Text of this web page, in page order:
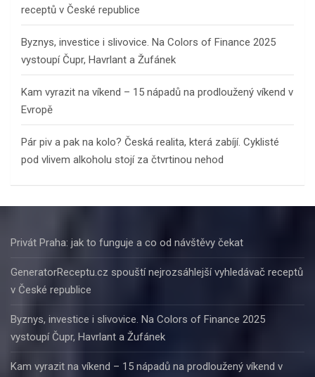
receptů v České republice
Byznys, investice i slivovice. Na Colors of Finance 2025
vystoupí Čupr, Havrlant a Žufánek
Kam vyrazit na víkend – 15 nápadů na prodloužený víkend v
Evropě
Pár piv a pak na kolo? Česká realita, která zabíjí. Cyklisté
pod vlivem alkoholu stojí za čtvrtinou nehod
Privát Praha: jak to funguje a co od návštěvy čekat
GeneratorReceptu.cz spouští nejrozsáhlejší vyhledávač receptů
v České republice
Byznys, investice i slivovice. Na Colors of Finance 2025
vystoupí Čupr, Havrlant a Žufánek
Kam vyrazit na víkend – 15 nápadů na prodloužený víkend v